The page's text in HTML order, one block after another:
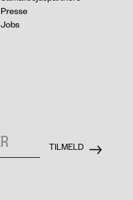
Presse
Jobs